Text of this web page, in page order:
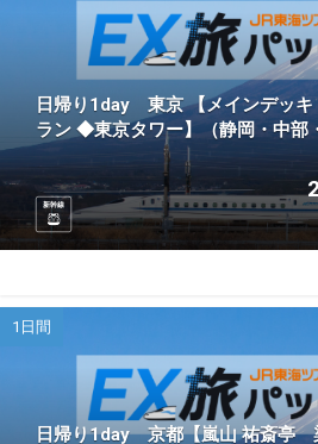
日帰り1day 東京 【メインデッ
ラン ◆東京タワー】（静岡・中部
新幹線
1日間
日帰り1day 京都【嵐山 祐斎亭